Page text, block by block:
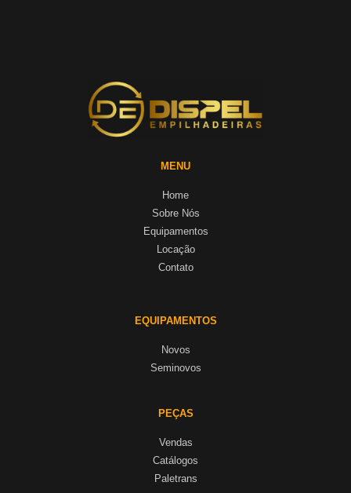
MENU
Home
Sobre Nós
Equipamentos
Locação
Contato
EQUIPAMENTOS
Novos
Seminovos
PEÇAS
Vendas
Catálogos
Paletrans